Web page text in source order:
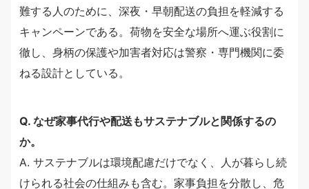
難する人のために、深夜・早朝配送の負担を軽減する
キャンペーンである。荷物を安全な場所へ運ぶ役割に
徹し、身柄の保護や加害者対応は警察・専門機関に委
ねる設計としている。
Q. なぜ家事代行や配送もサステナブルと関係するの
か。
A. サステナブルは環境配慮だけでなく、人が暮らし続
けられる社会の仕組みも含む。家事負担を分散し、危